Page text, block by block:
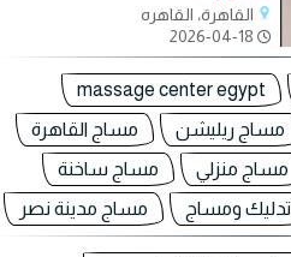
القاهرة، القاهره
massage center egypt
مساج ريليشن
مساج القاهرة
مساج منزلي
مساج ساخنة
تدليك ومساج مساج مدينة نصر